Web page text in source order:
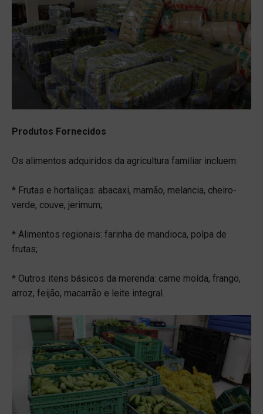
Produtos Fornecidos
Os alimentos adquiridos da agricultura familiar incluem:
* Frutas e hortaliças: abacaxi, mamão, melancia, cheiro-
verde, couve, jerimum;
* Alimentos regionais: farinha de mandioca, polpa de
frutas;
* Outros itens básicos da merenda: carne moída, frango,
arroz, feijão, macarrão e leite integral.